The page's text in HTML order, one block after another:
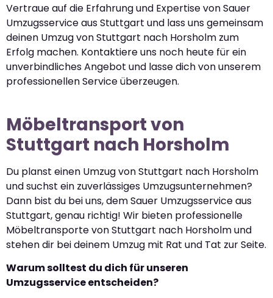
Vertraue auf die Erfahrung und Expertise von Sauer
Umzugsservice aus Stuttgart und lass uns gemeinsam
deinen Umzug von Stuttgart nach Horsholm zum
Erfolg machen. Kontaktiere uns noch heute für ein
unverbindliches Angebot und lasse dich von unserem
professionellen Service überzeugen.
Möbeltransport von
Stuttgart nach Horsholm
Du planst einen Umzug von Stuttgart nach Horsholm
und suchst ein zuverlässiges Umzugsunternehmen?
Dann bist du bei uns, dem Sauer Umzugsservice aus
Stuttgart, genau richtig! Wir bieten professionelle
Möbeltransporte von Stuttgart nach Horsholm und
stehen dir bei deinem Umzug mit Rat und Tat zur Seite.
Warum solltest du dich für unseren
Umzugsservice entscheiden?